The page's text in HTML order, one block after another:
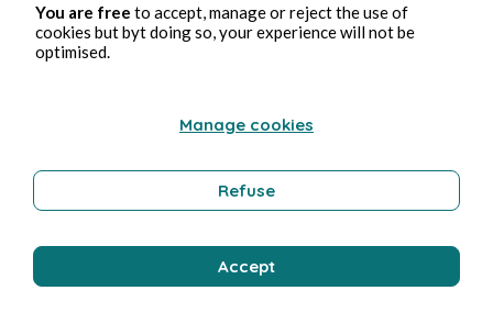
Publicaciones en Panodyssey
Alexandre Leforestier
You are free to accept, manage or reject the use of
cookies but byt doing so, your experience will not be
optimised.
Manage cookies
Refuse
Accept